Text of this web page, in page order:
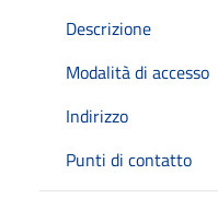
Descrizione
Modalità di accesso
Indirizzo
Punti di contatto